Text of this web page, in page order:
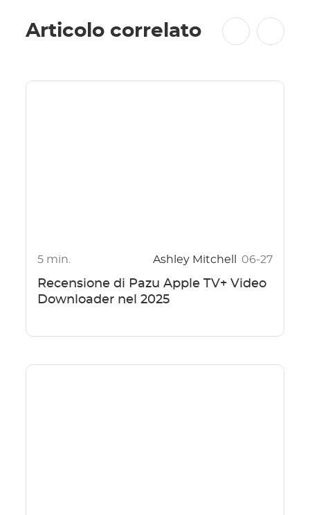
Articolo correlato
5 min. Ashley Mitchell 06-27
Recensione di Pazu Apple TV+ Video
Downloader nel 2025